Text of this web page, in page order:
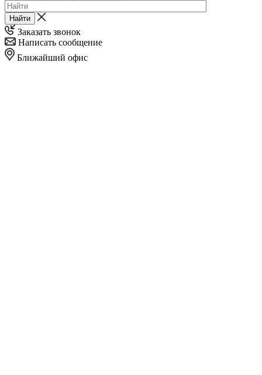
Найти
Заказать звонок
Написать сообщение
Ближайший офис